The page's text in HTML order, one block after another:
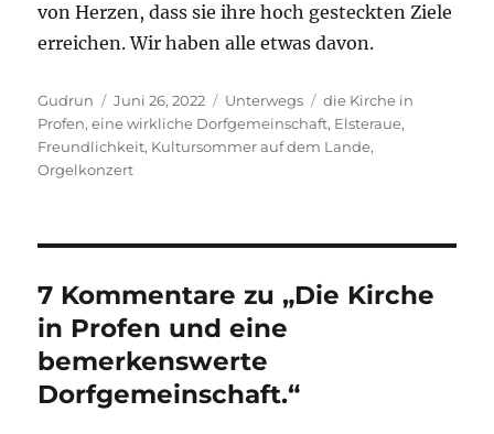
von Herzen, dass sie ihre hoch gesteckten Ziele
erreichen. Wir haben alle etwas davon.
Autor
Gudrun
Veröffentlicht
am
Juni 26, 2022 Kategorien
Unterwegs Schlagwörter
die Kirche in
Profen,eine wirkliche Dorfgemeinschaft, Elsteraue,
Freundlichkeit, Kultursommer auf dem Lande,
Orgelkonzert
7 Kommentare zu „Die Kirche
in Profen und eine
bemerkenswerte
Dorfgemeinschaft.“